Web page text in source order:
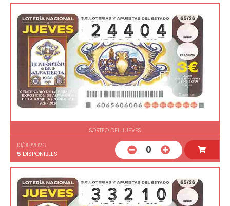
SORTEO DEL JUEVES
13/08/2026
5 DISPONIBLES 0